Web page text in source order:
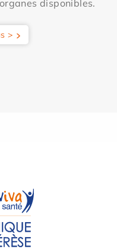
disponibles.
>